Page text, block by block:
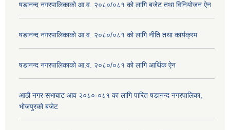
षडानन्द नगरपालिकाको आ.व. २०८०/०८१ को लागि बजेट तथा विनियोजन ऐन
षडानन्द नगरपालिकाको आ.व. २०८०/०८१ को लागि नीति तथा कार्यक्रम
षडानन्द नगरपालिकाको आ.व. २०८०/०८१ को लागि आर्थिक ऐन
आठौ नगर सभाबाट आव २०८०-०८१ का लागि पारित षडानन्द नगरपालिका,
भोजपुरको बजेट